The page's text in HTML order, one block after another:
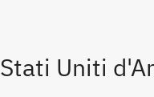
Stati Uniti